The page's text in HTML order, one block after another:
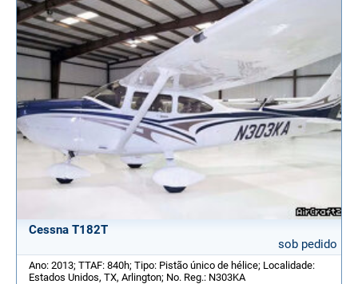
Cessna T182T
sob pedido
Ano: 2013; TTAF: 840h; Tipo: Pistão único de hélice; Localidade:
Estados Unidos, TX, Arlington; No. Reg.: N303KA